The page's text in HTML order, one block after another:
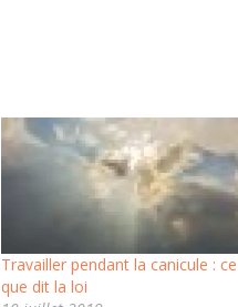
Travailler pendant la canicule : ce
que dit la loi